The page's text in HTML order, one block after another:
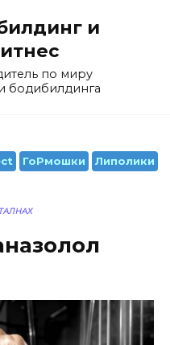
и
по миру
бодибилдинга
ГоРмошки Липолики